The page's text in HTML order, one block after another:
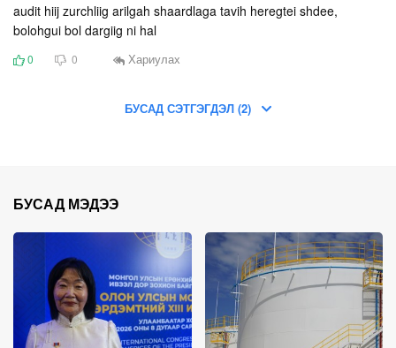
audit hiij zurchliig arilgah shaardlaga tavih heregtei shdee,
bolohgui bol dargiig ni hal
0 0 Хариулах
БУСАД СЭТГЭГДЭЛ (2)
БУСАД МЭДЭЭ